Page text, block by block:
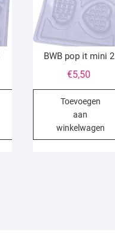
BWB pop it mini 2
€5,50
Toevoegen
aan
winkelwagen